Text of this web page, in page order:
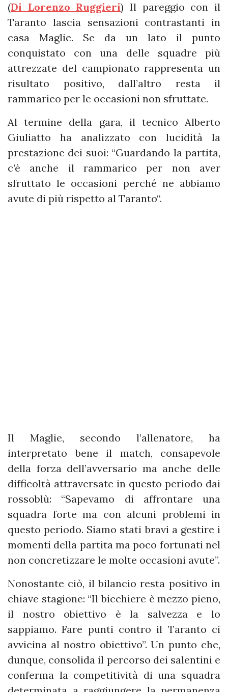
(Di Lorenzo Ruggieri) Il pareggio con il
Taranto lascia sensazioni contrastanti in
casa Maglie. Se da un lato il punto
conquistato con una delle squadre più
attrezzate del campionato rappresenta un
risultato positivo, dall’altro resta il
rammarico per le occasioni non sfruttate.
Al termine della gara, il tecnico Alberto
Giuliatto ha analizzato con lucidità la
prestazione dei suoi: “Guardando la partita,
c’è anche il rammarico per non aver
sfruttato le occasioni perché ne abbiamo
avute di più rispetto al Taranto“.
Il Maglie, secondo l’allenatore, ha
interpretato bene il match, consapevole
della forza dell’avversario ma anche delle
difficoltà attraversate in questo periodo dai
rossoblù: “Sapevamo di affrontare una
squadra forte ma con alcuni problemi in
questo periodo. Siamo stati bravi a gestire i
momenti della partita ma poco fortunati nel
non concretizzare le molte occasioni avute”.
Nonostante ciò, il bilancio resta positivo in
chiave stagione: “Il bicchiere è mezzo pieno,
il nostro obiettivo è la salvezza e lo
sappiamo. Fare punti contro il Taranto ci
avvicina al nostro obiettivo”. Un punto che,
dunque, consolida il percorso dei salentini e
conferma la competitività di una squadra